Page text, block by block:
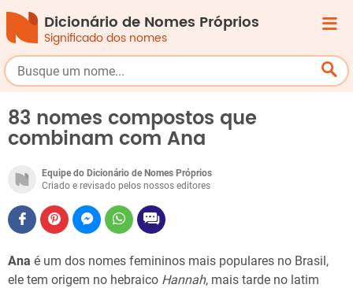
Dicionário de Nomes Próprios
Significado dos nomes
83 nomes compostos que
combinam com Ana
Equipe do Dicionário de Nomes Próprios
Criado e revisado pelos nossos editores
Ana é um dos nomes femininos mais populares no Brasil,
ele tem origem no hebraico Hannah, mais tarde no latim